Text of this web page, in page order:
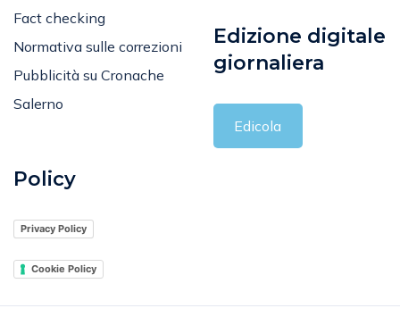
Fact checking
Normativa sulle correzioni
Pubblicità su Cronache
Salerno
Edizione digitale
giornaliera
Edicola
Policy
Privacy Policy
Cookie Policy